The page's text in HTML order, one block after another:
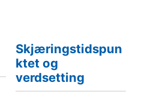
Skjæringstidspun
ktet og
verdsetting